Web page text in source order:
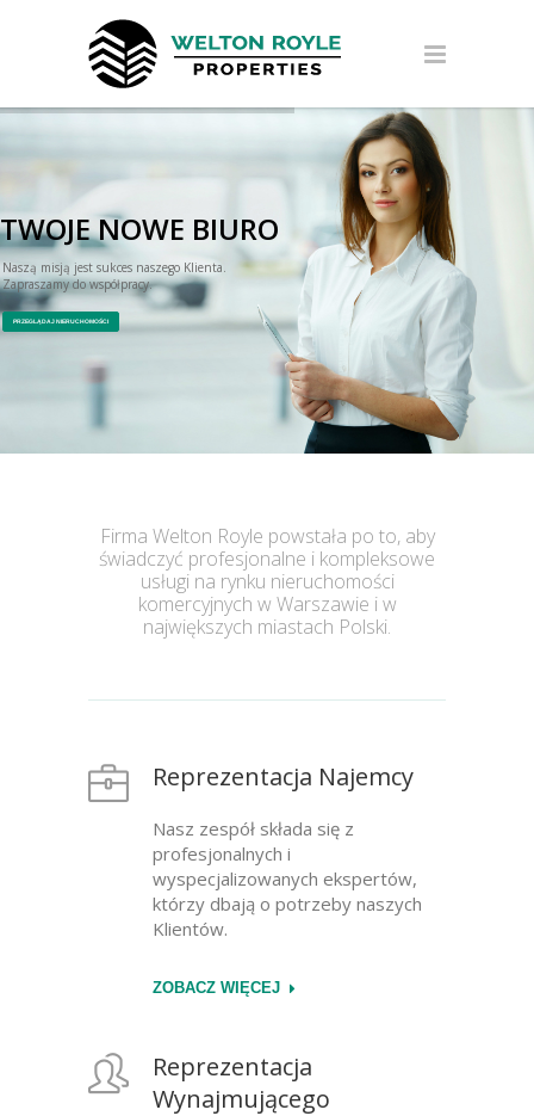
TWOJE NOWE BIURO
Naszą misją jest sukces naszego Klienta.
PRZEGLĄDAJ NIERUCHOMOŚCI
Firma Welton Royle powstała po to, aby
świadczyć profesjonalne i kompleksowe
usługi na rynku nieruchomości
komercyjnych w Warszawie i w
największych miastach Polski.
Reprezentacja Najemcy
Nasz zespół składa się z
profesjonalnych i
wyspecjalizowanych ekspertów,
którzy dbają o potrzeby naszych
Klientów.
ZOBACZ WIĘCEJ
Reprezentacja
Wynajmującego